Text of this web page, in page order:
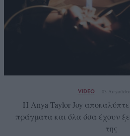
VIDEO 03
Η Anya Taylor-Joy
πράγματα και όλα όσα έχουν
της